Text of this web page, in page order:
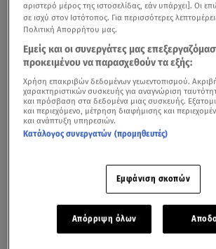
πίσω από τα πιο ασφαλή αυτοκίνητα
μαζί, το πιο έξυπνο Volvo μέχρι σήμερα.
αριστερό μέρος της ιστοσελίδας, εάν υπάρχει]. Οι
σε ισχύ στον Ιστότοπος. Για περισσότερες
Πολιτική Απορρήτου μας.
Εμείς και οι συνεργάτες μας
προκειμένου να παρασχεθούν τα εξής:
Χρήση επακριβών δεδομένων γεωεντοπισμού.
χαρακτηριστικών συσκευής για αναγνώριση
και πρόσβαση στα δεδομένα μιας συσκευής.
και περιεχόμενο, μέτρηση διαφήμισης και
και ανάπτυξη υπηρεσιών.
Κατάλογος συνεργατών (προμηθευτές)
Εμφάνιση σκοπών
Απόρριψη όλων